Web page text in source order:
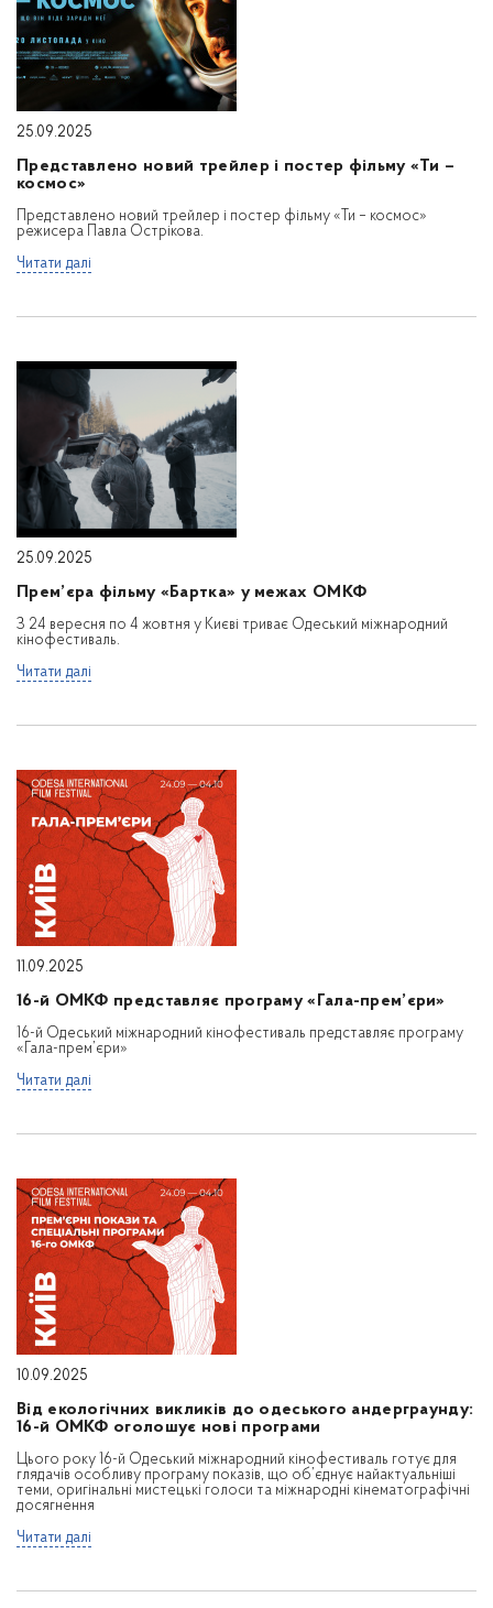
25.09.2025
Представлено новий трейлер і постер фільму «Ти –
космос»
Представлено новий трейлер і постер фільму «Ти – космос»
режисера Павла Острікова.
Читати далі
25.09.2025
Прем’єра фільму «Бартка» у межах ОМКФ
З 24 вересня по 4 жовтня у Києві триває Одеський міжнародний
кінофестиваль.
Читати далі
11.09.2025
16-й ОМКФ представляє програму «Гала-прем’єри»
16-й Одеський міжнародний кінофестиваль представляє програму
«Гала-прем’єри»
Читати далі
10.09.2025
Від екологічних викликів до одеського андерграунду:
16-й ОМКФ оголошує нові програми
Цього року 16-й Одеський міжнародний кінофестиваль готує для
глядачів особливу програму показів, що об’єднує найактуальніші
теми, оригінальні мистецькі голоси та міжнародні кінематографічні
досягнення
Читати далі